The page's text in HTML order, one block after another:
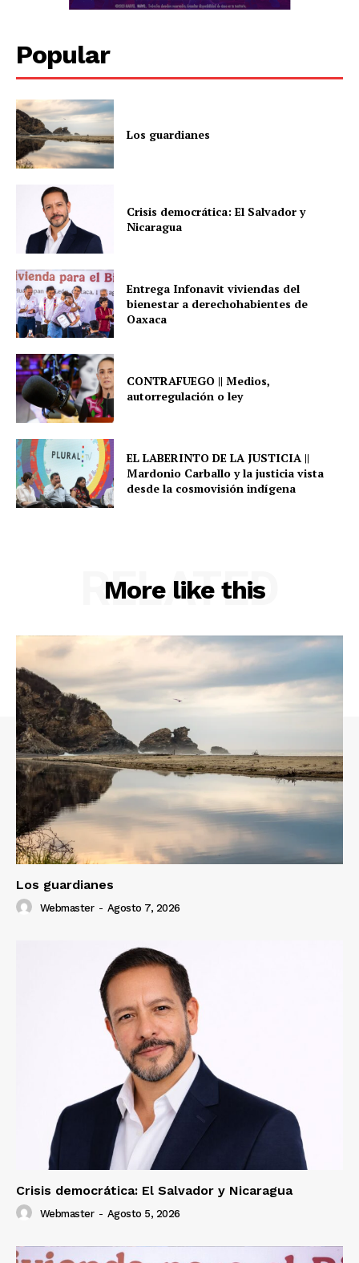
Popular
Los guardianes
Crisis democrática: El Salvador y
Nicaragua
Entrega Infonavit viviendas del
bienestar a derechohabientes de
Oaxaca
CONTRAFUEGO || Medios,
autorregulación o ley
EL LABERINTO DE LA JUSTICIA ||
Mardonio Carballo y la justicia vista
desde la cosmovisión indígena
More like this
RELATED
Los guardianes
Webmaster - Agosto 7, 2026
Crisis democrática: El Salvador y Nicaragua
Webmaster - Agosto 5, 2026